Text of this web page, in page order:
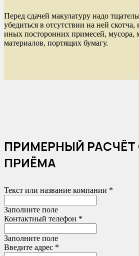
Перед сдачей макулатуру надо
убедиться в отсутствии на ней
иных посторонних примесей, мусора,
материалов, портящих бумагу.
ПРИМЕРНЫЙ
ПРИЁМА
Текст или название компании *
Заполните поле
Контактный телефон *
Заполните поле
Введите адрес *